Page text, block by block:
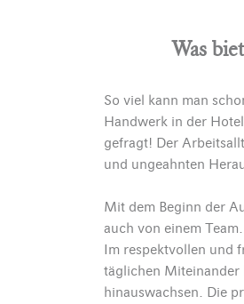
Was
So viel kann man
Handwerk in der
gefragt! Der
und ungeahnten
Mit dem Beginn der
auch von einem
Im respektvollen und
täglichen Miteinander
hinauswachsen. Die